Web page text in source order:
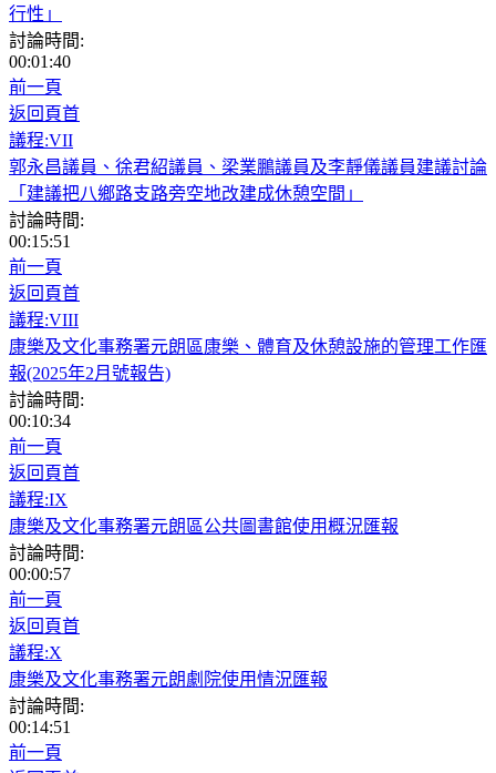
行性」
討論時間:
00:01:40
前一頁
返回頁首
議程:VII
郭永昌議員、徐君紹議員、梁業鵬議員及李靜儀議員建議討論
「建議把八鄉路支路旁空地改建成休憩空間」
討論時間:
00:15:51
前一頁
返回頁首
議程:VIII
康樂及文化事務署元朗區康樂、體育及休憩設施的管理工作匯
報(2025年2月號報告)
討論時間:
00:10:34
前一頁
返回頁首
議程:IX
康樂及文化事務署元朗區公共圖書館使用概況匯報
討論時間:
00:00:57
前一頁
返回頁首
議程:X
康樂及文化事務署元朗劇院使用情況匯報
討論時間:
00:14:51
前一頁